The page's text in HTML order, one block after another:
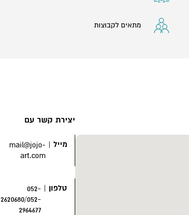
מתאים לקבוצות
יצירת קשר עם
מייל |
mail@jojo-
art.com
טלפון |
052-
2620680/052-
2964677